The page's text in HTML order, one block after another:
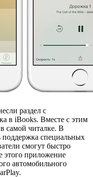
раздел с
в iBooks. Вместе с этим
самой читалке. В
поддержка специальных
смогут быстро
этого приложение
автомобильного